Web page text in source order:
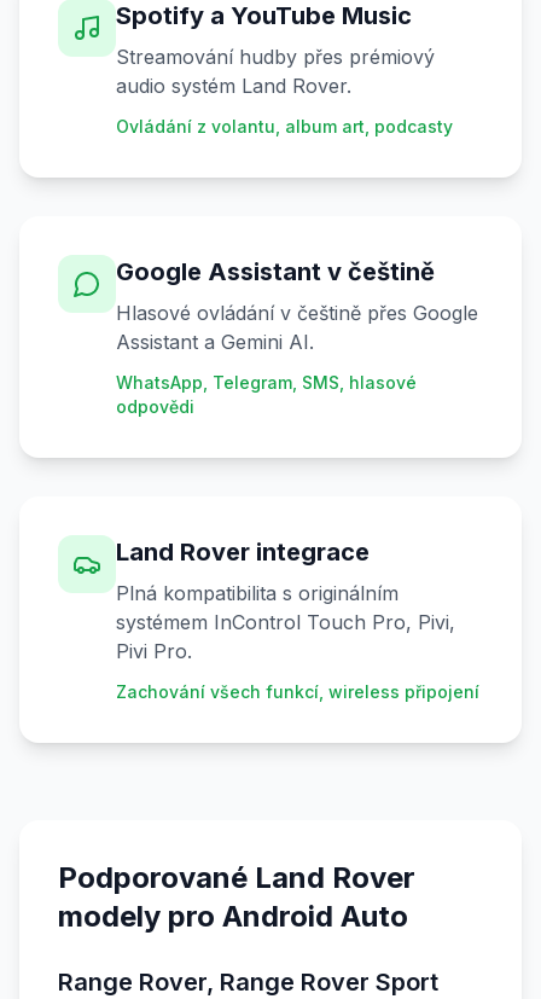
Spotify a YouTube Music
Streamování hudby přes prémiový
audio systém Land Rover.
Ovládání z volantu, album art, podcasty
Google Assistant v češtině
Hlasové ovládání v češtině přes Google
Assistant a Gemini AI.
WhatsApp, Telegram, SMS, hlasové
odpovědi
Land Rover integrace
Plná kompatibilita s originálním
systémem InControl Touch Pro, Pivi,
Pivi Pro.
Zachování všech funkcí, wireless připojení
Podporované Land Rover
modely pro Android Auto
Range Rover, Range Rover Sport